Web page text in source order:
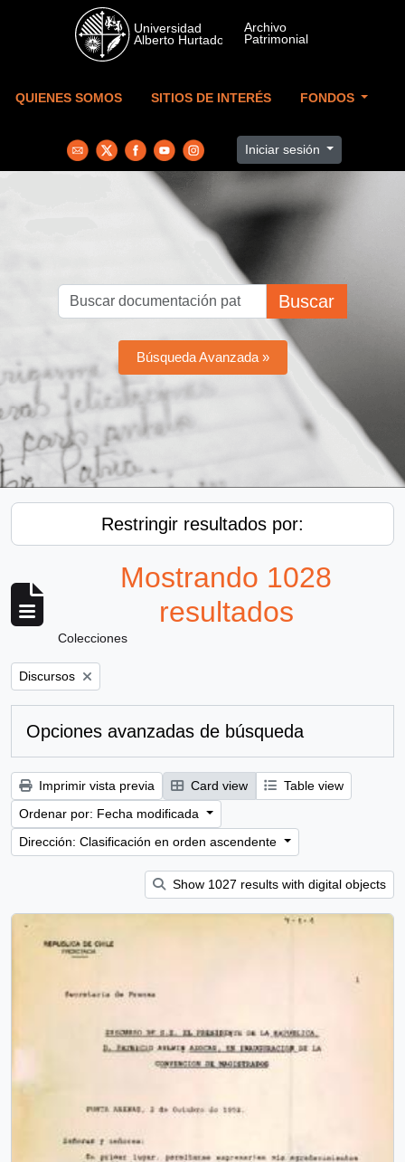
Skip to main content
QUIENES SOMOS SITIOS DE INTERÉS FONDOS
Iniciar sesión
Buscar
Búsqueda Avanzada »
Restringir resultados por:
Mostrando 1028
resultados
Colecciones
Remove filter:
Discursos
Opciones avanzadas de búsqueda
Imprimir vista previa Card view
Table view
Ordenar por: Fecha modificada
Dirección: Clasificación en orden ascendente
Show 1027 results with digital objects